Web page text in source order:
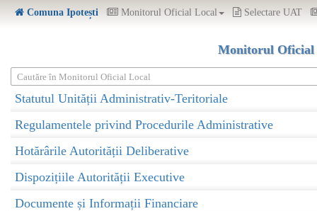
Comuna Ipotești Monitorul Oficial Local Selectare UAT
Monitorul Oficial
Cautăre în Monitorul Oficial Local
Statutul Unității Administrativ-Teritoriale
Regulamentele privind Procedurile Administrative
Hotărârile Autorității Deliberative
Dispozițiile Autorității Executive
Documente și Informații Financiare